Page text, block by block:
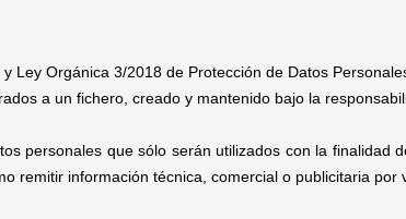
Ley Orgánica 3/2018 de Protección de Datos
a un fichero, creado y mantenido bajo la
personales que sólo serán utilizados con la finalidad
remitir información técnica, comercial o publicitaria por